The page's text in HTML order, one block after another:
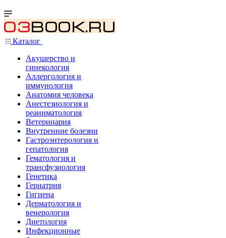
Каталог
Акушерство и
гинекология
Аллергология и
иммунология
Анатомия человека
Анестезиология и
реаниматология
Ветеринария
Внутренние болезни
Гастроэнтерология и
гепатология
Гематология и
трансфузиология
Генетика
Гериатрия
Гигиена
Дерматология и
венерология
Диетология
Инфекционные